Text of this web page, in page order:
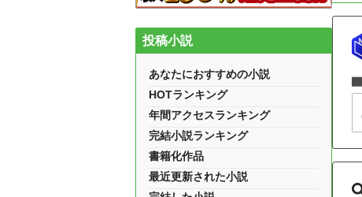
投稿小説
あなたにおすすめの小説
HOTランキング
年間アクセスランキング
完結小説ランキング
書籍化作品
最近更新された小説